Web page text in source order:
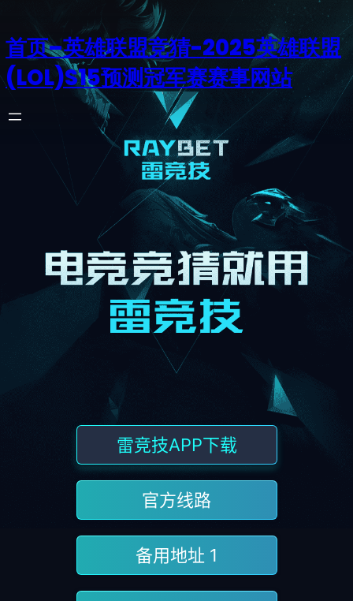
首页–英雄联盟竞猜-2025英雄联盟
(LOL)S15预测冠军赛赛事网站